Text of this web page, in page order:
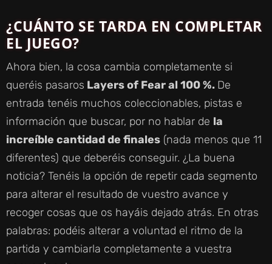
¿CUÁNTO SE TARDA EN COMPLETAR
EL JUEGO?
Ahora bien, la cosa cambia completamente si
queréis pasaros Layers of Fear al 100 %. De
entrada tenéis muchos coleccionables, pistas e
información que buscar, por no hablar de la
increíble cantidad de finales (nada menos que 11
diferentes) que deberéis conseguir. ¿La buena
noticia? Tenéis la opción de repetir cada segmento
para alterar el resultado de vuestro avance y
recoger cosas que os hayáis dejado atrás. En otras
palabras: podéis alterar a voluntad el ritmo de la
partida y cambiarla completamente a vuestra